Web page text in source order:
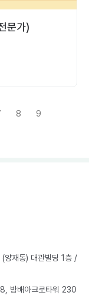
문가)
8 9
재동) 대관빌딩 1층 /
방배아크로타워 230